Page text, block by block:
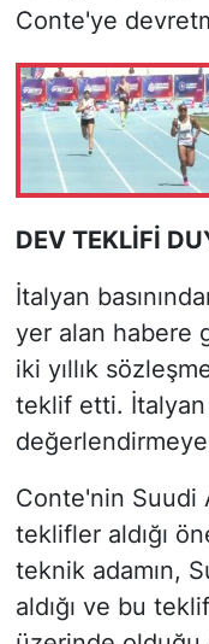
Conte'ye
DEV TEKLİFİ
İtalyan
yer alan habere
iki yıllık
teklif etti. İtalyan
değerlendirmeye
Conte'nin Suudi
teklifler aldığı
teknik adamın,
aldığı ve bu